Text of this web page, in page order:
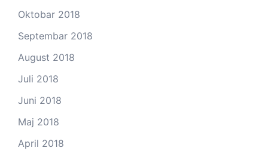
Oktobar 2018
Septembar 2018
August 2018
Juli 2018
Juni 2018
Maj 2018
April 2018